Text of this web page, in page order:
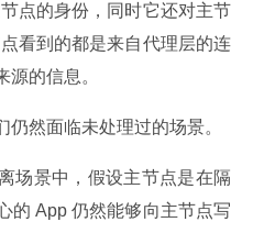
点的身份，同时它还对主节
看到的都是来自代理层的连
的信息。
然面临未处理过的场景。
场景中，假设主节点是在隔
的 App 仍然能够向主节点写